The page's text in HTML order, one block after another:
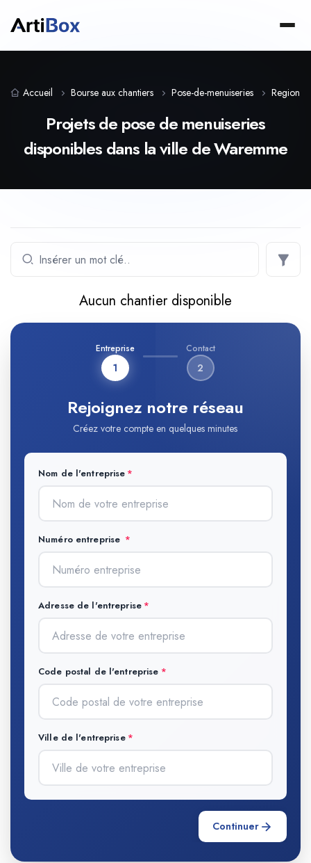
Accueil Bourse aux chantiers Pose-de-menuiseries Region-
Projets de pose de menuiseries
disponibles dans la ville de Waremme
Aucun chantier disponible
Entreprise
1
Contact
2
Rejoignez notre réseau
Créez votre compte en quelques minutes
Nom de l'entreprise
Numéro entreprise
Adresse de l'entreprise
Code postal de l'entreprise
Ville de l'entreprise
Continuer